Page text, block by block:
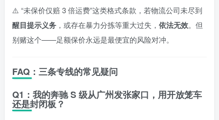
⚠️ “未保价仅赔 3 倍运费”这类格式条款，若物流公司未尽到
醒目提示义务 ，或存在暴力分拣等重大过失， 依法无效。但
别赌这个——足额保价永远是最便宜的风险对冲。
FAQ：三条专线的常见疑问
Q1：我的奔驰 S 级从广州发张家口，用开放笼车
还是封闭板？